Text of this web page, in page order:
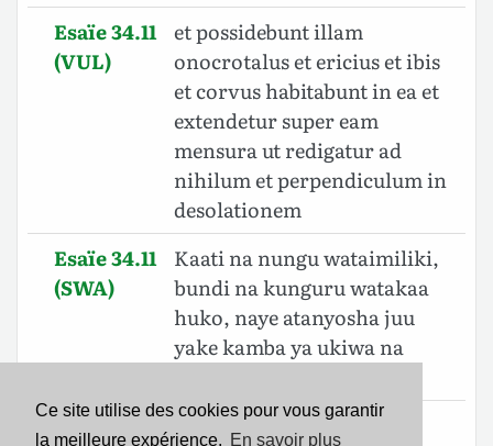
Ce site utilise des cookies pour vous garantir
la meilleure expérience. En savoir plus
Esaïe 34.11
(VUL)
et possidebunt illam
onocrotalus et ericius et ibis
et corvus habitabunt in ea et
extendetur super eam
mensura ut redigatur ad
nihilum et perpendiculum in
desolationem
Esaïe 34.11
(SWA)
Kaati na nungu wataimiliki,
bundi na kunguru watakaa
huko, naye atanyosha juu
yake kamba ya ukiwa na
Esaïe 34.11
וִירֵשׁ֨וּהָ֙ קָאַ֣ת וְקִפֹּ֔וד וְיַנְשֹׁ֥וף וְעֹרֵ֖ב